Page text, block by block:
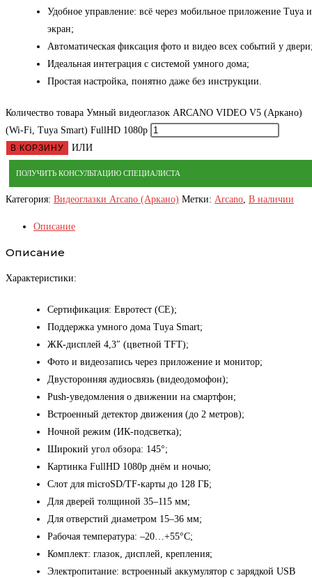
Удобное управление: всё через мобильное приложение Tuya и
экран;
Автоматическая фиксация фото и видео всех событий у
Идеальная интеграция с системой умного дома;
Простая настройка, понятно даже без инструкции.
Количество товара Умный видеоглазок ARCANO VIDEO V5 (Аркано)
(Wi-Fi, Tuya Smart) FullHD 1080р
В КОРЗИНУ ИЛИ
ПОЛУЧИТЬ КОНСУЛЬТАЦИЮ СПЕЦИАЛИСТА
Категория: Видеоглазки Arcano (Аркано) Метки: Arcano В наличии
Описание
Описание
Характеристики:
Сертификация: Евротест (CE);
Поддержка умного дома Tuya Smart;
ЖК-дисплей 4,3″ (цветной TFT);
Фото и видеозапись через приложение и монитор;
Двусторонняя аудиосвязь (видеодомофон);
Push-уведомления о движении на смартфон;
Встроенный детектор движения (до 2 метров);
Ночной режим (ИК-подсветка);
Широкий угол обзора: 145°;
Картинка FullHD 1080p днём и ночью;
Слот для microSD/TF-карты до 128 ГБ;
Для дверей толщиной 35–115 мм;
Для отверстий диаметром 15–36 мм;
Рабочая температура: –20…+55°C;
Комплект: глазок, дисплей, крепления;
Электропитание: встроенный аккумулятор с зарядкой USB